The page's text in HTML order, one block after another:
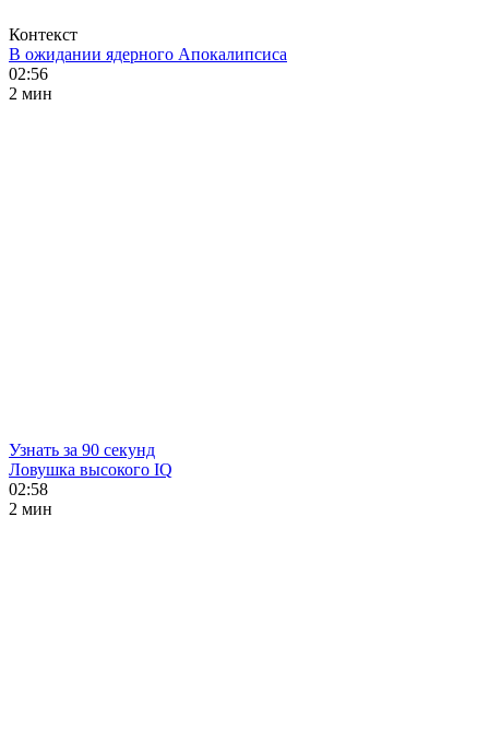
Контекст
В ожидании ядерного Апокалипсиса
02:56
2 мин
Узнать за 90 секунд
Ловушка высокого IQ
02:58
2 мин